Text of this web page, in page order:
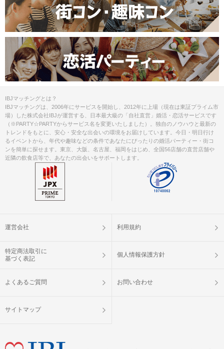
IBJマッチングとは？
IBJマッチングは、2006年にサービスを開始し、2012年に上場（現在は東証プライム市
場）した株式会社IBJが運営する、日本最大級の「自社直営」婚活・恋活サービスです
（※PARTY☆PARTYからサービス名を変更いたしました）。独自のノウハウと最新の
トレンドをもとに、安心・安全な出会いの環境をお届けしています。今日・明日行け
るイベントから、年代や趣味などの条件であなたにぴったりの婚活パーティー・街コ
ンを簡単に探せます。東京、大阪、名古屋、福岡をはじめ、全国56店舗の直営店舗や
近隣の飲食店等で、あなたの出会いをサポートします。
運営会社 利用規約
特定商法取引に
基づく表記
個人情報保護方針
よくあるご質問 お問い合わせ
サイトマップ